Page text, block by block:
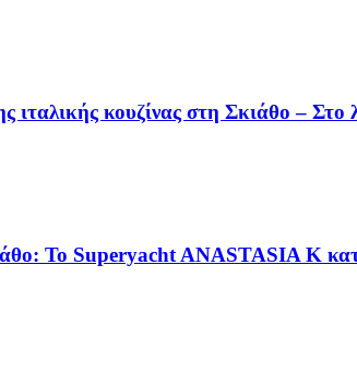
ιταλικής κουζίνας στη Σκιάθο –
Το Superyacht ANASTASIA K